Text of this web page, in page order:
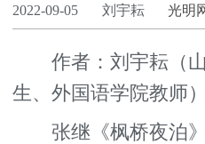
2022-09-05 刘宇耘 光明
作者：刘宇耘（山
生、外国语学院教师）
张继《枫桥夜泊》